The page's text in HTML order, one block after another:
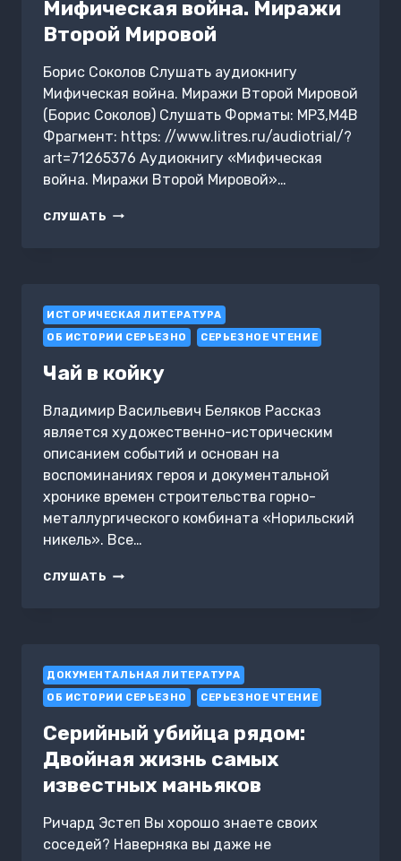
Мифическая война. Миражи
Второй Мировой
Борис Соколов Слушать аудиокнигу
Мифическая война. Миражи Второй Мировой
(Борис Соколов) Слушать Форматы: MP3,M4B
Фрагмент: https: //www.litres.ru/audiotrial/?
art=71265376 Аудиокнигу «Мифическая
война. Миражи Второй Мировой»…
СЛУШАТЬ МИФИЧЕСКАЯ
ИСТОРИЧЕСКАЯ ЛИТЕРАТУРА
ОБ ИСТОРИИ СЕРЬЕЗНО
СЕРЬЕЗНОЕ ЧТЕНИЕ
Чай в койку
Владимир Васильевич Беляков Рассказ
является художественно-историческим
описанием событий и основан на
воспоминаниях героя и документальной
хронике времен строительства горно-
металлургического комбината «Норильский
никель». Все…
СЛУШАТЬ ЧАЙ
ДОКУМЕНТАЛЬНАЯ ЛИТЕРАТУРА
ОБ ИСТОРИИ СЕРЬЕЗНО
СЕРЬЕЗНОЕ ЧТЕНИЕ
Серийный убийца рядом:
Двойная жизнь самых
известных маньяков
Ричард Эстеп Вы хорошо знаете своих
соседей? Наверняка вы даже не